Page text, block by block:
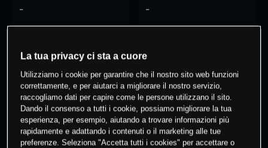
- -
0 % dei clienti hanno posizioni
questo prodotto
Fai trading
La tua privacy ci sta a cuore
Utilizziamo i cookie per garantire che il nostro sito web funzioni
correttamente, e per aiutarci a migliorare il nostro servizio,
raccogliamo dati per capire come le persone utilizzano il sito.
Dando il consenso a tutti i cookie, possiamo migliorare la tua
esperienza, per esempio, aiutando a trovare informazioni più
rapidamente e adattando i contenuti o il marketing alle tue
preferenze. Seleziona "Accetta tutti i cookies" per accettare o